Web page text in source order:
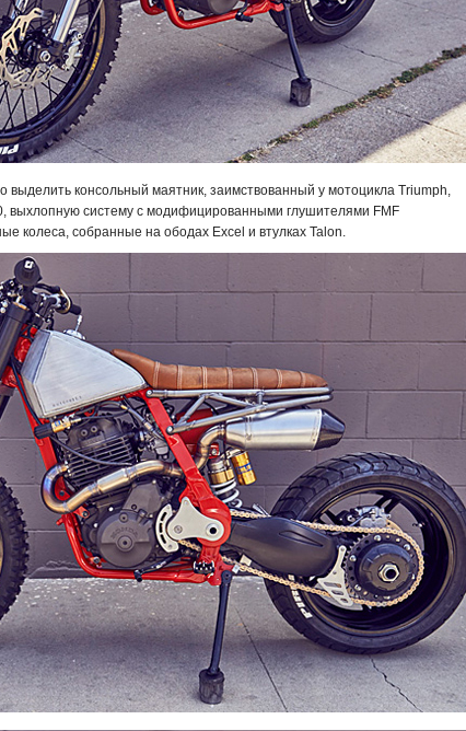
выделить консольный маятник, заимствованный у мотоцикла Triumph,
выхлопную систему с модифицированными глушителями FMF
колеса, собранные на ободах Excel и втулках Talon.